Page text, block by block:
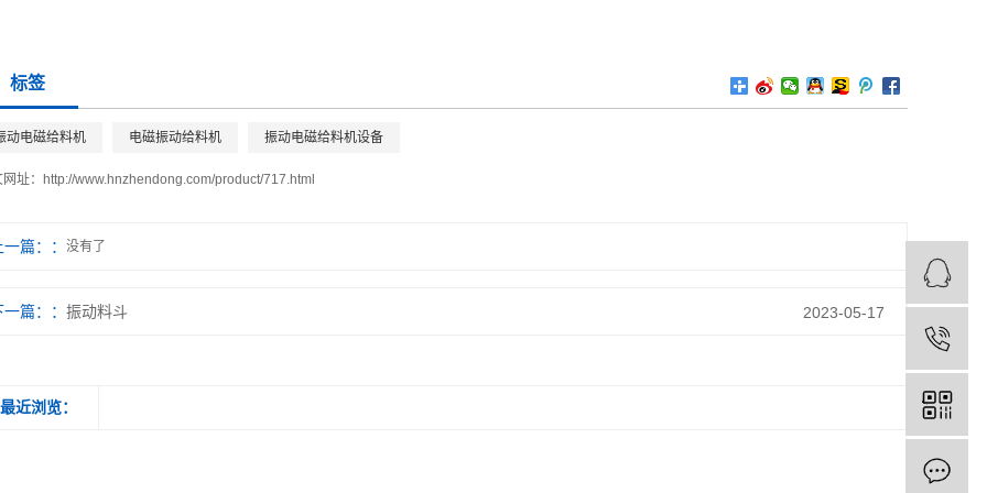
标签
动电磁给料机 电磁振动给料机 振动电磁给料机设备
址： http://www.hnzhendong.com/product/717.html
篇： 没有了
篇： 振动料斗 2023-05-17
最近浏览：